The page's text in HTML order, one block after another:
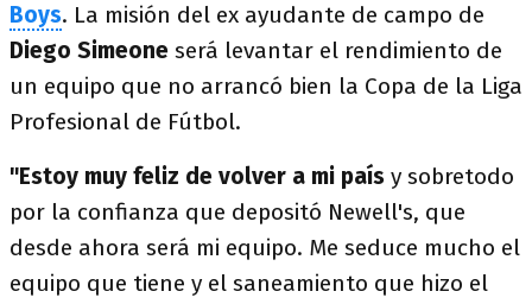
Boys. La misión del ex ayudante de campo de
Diego Simeone será levantar el rendimiento de
un equipo que no arrancó bien la Copa de la Liga
Profesional de Fútbol.
"Estoy muy feliz de volver a mi país y sobretodo
por la confianza que depositó Newell's, que
desde ahora será mi equipo. Me seduce mucho el
equipo que tiene y el saneamiento que hizo el